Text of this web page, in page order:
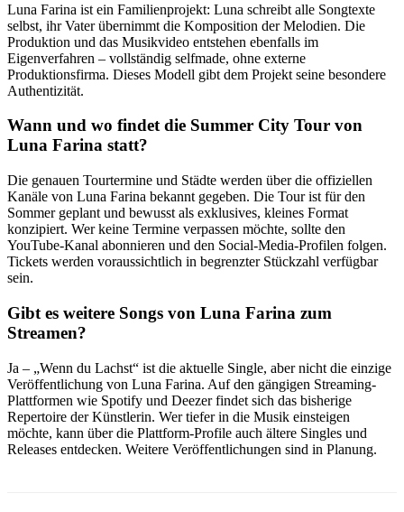
Luna Farina ist ein Familienprojekt: Luna schreibt alle Songtexte
selbst, ihr Vater übernimmt die Komposition der Melodien. Die
Produktion und das Musikvideo entstehen ebenfalls im
Eigenverfahren – vollständig selfmade, ohne externe
Produktionsfirma. Dieses Modell gibt dem Projekt seine besondere
Authentizität.
Wann und wo findet die Summer City Tour von
Luna Farina statt?
Die genauen Tourtermine und Städte werden über die offiziellen
Kanäle von Luna Farina bekannt gegeben. Die Tour ist für den
Sommer geplant und bewusst als exklusives, kleines Format
konzipiert. Wer keine Termine verpassen möchte, sollte den
YouTube-Kanal abonnieren und den Social-Media-Profilen folgen.
Tickets werden voraussichtlich in begrenzter Stückzahl verfügbar
sein.
Gibt es weitere Songs von Luna Farina zum
Streamen?
Ja – „Wenn du Lachst“ ist die aktuelle Single, aber nicht die einzige
Veröffentlichung von Luna Farina. Auf den gängigen Streaming-
Plattformen wie Spotify und Deezer findet sich das bisherige
Repertoire der Künstlerin. Wer tiefer in die Musik einsteigen
möchte, kann über die Plattform-Profile auch ältere Singles und
Releases entdecken. Weitere Veröffentlichungen sind in Planung.